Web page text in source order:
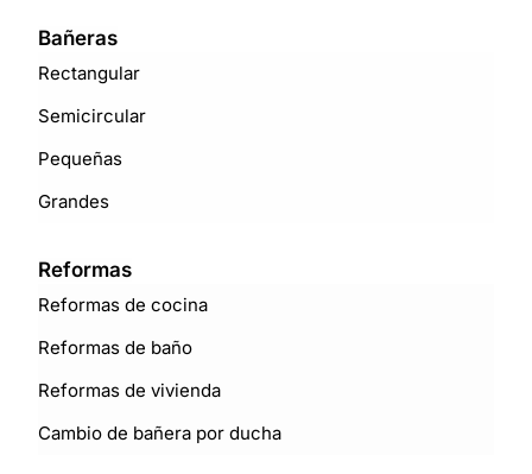
Bañeras
Rectangular
Semicircular
Pequeñas
Grandes
Reformas
Reformas de cocina
Reformas de baño
Reformas de vivienda
Cambio de bañera por ducha